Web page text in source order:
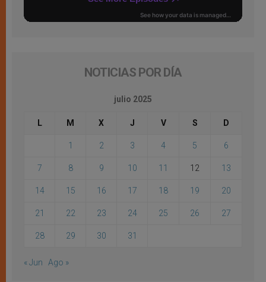
NOTICIAS POR DÍA
julio 2025
L M X J V S D
1 2 3 4 5 6
7 8 9 10 11 12 13
14 15 16 17 18 19 20
21 22 23 24 25 26 27
28 29 30 31
« Jun Ago »